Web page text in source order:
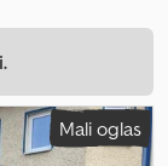
Mali oglas